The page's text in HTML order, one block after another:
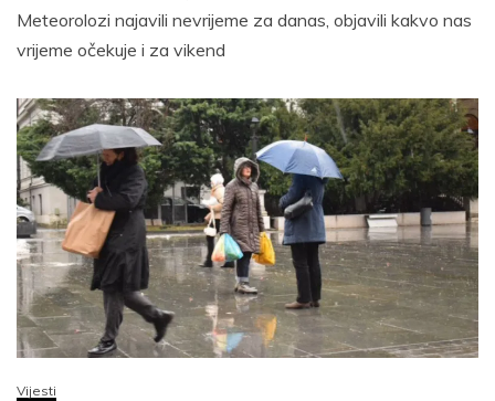
Meteorolozi najavili nevrijeme za danas, objavili kakvo nas
vrijeme očekuje i za vikend
Vijesti